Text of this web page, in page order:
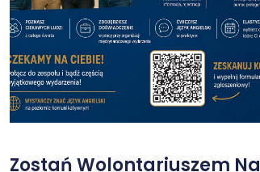
Zostań Wolontariuszem Na